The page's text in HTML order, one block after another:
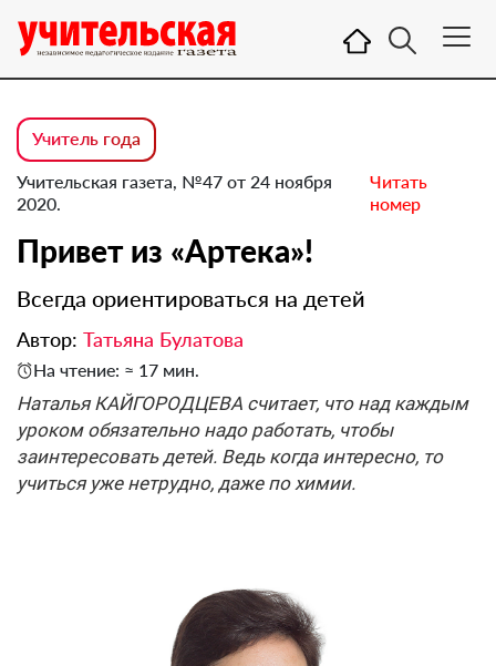
Учитель года
Учительская газета, №47 от 24 ноября
2020.
Читать
номер
Привет из «Артека»!
Всегда ориентироваться на детей
Автор: Татьяна Булатова
На чтение: ≈ 17 мин.
Наталья КАЙГОРОДЦЕВА считает, что над каждым
уроком обязательно надо работать, чтобы
заинтересовать детей. Ведь когда интересно, то
учиться уже нетрудно, даже по химии.